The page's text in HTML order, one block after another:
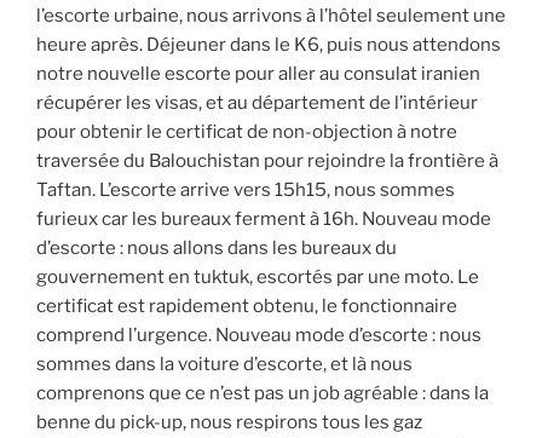
l’escorte urbaine, nous arrivons à l’hôtel seulement une
heure après. Déjeuner dans le K6, puis nous attendons
notre nouvelle escorte pour aller au consulat iranien
récupérer les visas, et au département de l’intérieur
pour obtenir le certificat de non-objection à notre
traversée du Balouchistan pour rejoindre la frontière à
Taftan. L’escorte arrive vers 15h15, nous sommes
furieux car les bureaux ferment à 16h. Nouveau mode
d’escorte : nous allons dans les bureaux du
gouvernement en tuktuk, escortés par une moto. Le
certificat est rapidement obtenu, le fonctionnaire
comprend l’urgence. Nouveau mode d’escorte : nous
sommes dans la voiture d’escorte, et là nous
comprenons que ce n’est pas un job agréable : dans la
benne du pick-up, nous respirons tous les gaz